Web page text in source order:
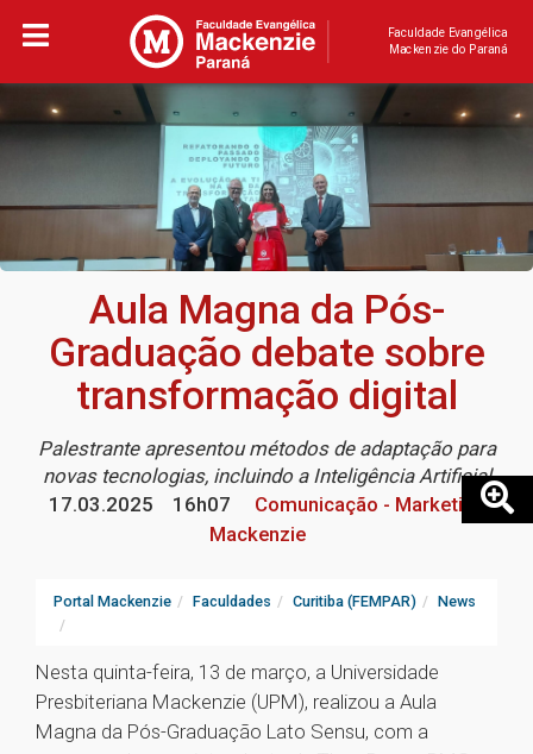
Faculdade Evangélica
Mackenzie do Paraná
Aula Magna da Pós-
Graduação debate sobre
transformação digital
Palestrante apresentou métodos de adaptação para
novas tecnologias, incluindo a Inteligência Artificial
17.03.2025
16h07
Comunicação - Marketing
Mackenzie
Portal Mackenzie Faculdades Curitiba (FEMPAR) News
Nesta quinta-feira, 13 de março, a Universidade
Presbiteriana Mackenzie (UPM), realizou a Aula
Magna da Pós-Graduação Lato Sensu, com a